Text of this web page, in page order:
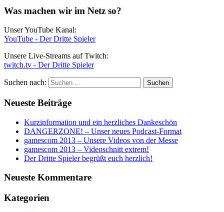
Was machen wir im Netz so?
Unser YouTube Kanal:
YouTube - Der Dritte Spieler
Unsere Live-Streams auf Twitch:
twitch.tv - Der Dritte Spieler
Suchen nach:
Neueste Beiträge
Kurzinformation und ein herzliches Dankeschön
DANGERZONE! – Unser neues Podcast-Format
gamescom 2013 – Unsere Videos von der Messe
gamescom 2013 – Videoschnitt extrem!
Der Dritte Spieler begrüßt euch herzlich!
Neueste Kommentare
Kategorien